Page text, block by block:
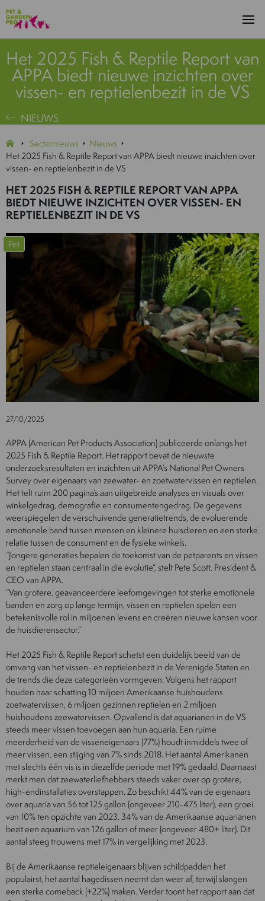
Het 2025 Fish & Reptile Report van
APPA biedt nieuwe inzichten over
vissen- en reptielenbezit in de VS
NIEUWS
Sectornieuws
Nieuws
Het 2025 Fish & Reptile Report van APPA biedt nieuwe inzichten over
vissen- en reptielenbezit in de VS
HET 2025 FISH & REPTILE REPORT VAN APPA
BIEDT NIEUWE INZICHTEN OVER VISSEN- EN
REPTIELENBEZIT IN DE VS
Pet
27/10/2025
APPA (American Pet Products Association) publiceerde onlangs het
2025 Fish & Reptile Report. Het rapport bevat de nieuwste
onderzoeksresultaten en inzichten uit APPA’s National Pet Owners
Survey over eigenaars van zeewater- en zoetwatervissen en reptielen.
Het telt ruim 200 pagina’s aan uitgebreide analyses en visuals over
winkelgedrag, demografie en consumentengedrag. De gegevens
weerspiegelen de verschuivende generatietrends, de evoluerende
emotionele band tussen mensen en kleinere huisdieren en een sterke
relatie tussen de consument en de fysieke winkels.
“Jongere generaties bepalen de toekomst van de petparents en vissen
en reptielen staan centraal in die evolutie”, stelt Pete Scott, President &
CEO van APPA.
“Van grotere, geavanceerdere leefomgevingen tot sterke emotionele
banden en zorg op lange termijn, vissen en reptielen spelen een
betekenisvolle rol in miljoenen levens en creëren nieuwe kansen voor
de huisdierensector.”
Het 2025 Fish & Reptile Report schetst een duidelijk beeld van de
omvang van het vissen- en reptielenbezit in de Verenigde Staten en
de trends die deze categorieën vormgeven. Volgens het rapport
houden naar schatting 10 miljoen Amerikaanse huishoudens
zoetwatervissen, 6 miljoen gezinnen reptielen en 2 miljoen
huishoudens zeewatervissen. Opvallend is dat aquarianen in de VS
steeds meer vissen toevoegen aan hun aquaria. Een ruime
meerderheid van de visseneigenaars (77%) houdt inmiddels twee of
meer vissen, een stijging van 7% sinds 2018. Het aantal Amerikanen
met slechts één vis is in diezelfde periode met 19% gedaald. Daarnaast
merkt men dat zeewaterliefhebbers steeds vaker over op grotere,
high-endinstallaties overstappen. Zo beschikt 44% van de eigenaars
over aquaria van 56 tot 125 gallon (ongeveer 210-475 liter), een groei
van 10% ten opzichte van 2023. 34% van de Amerikaanse aquarianen
bezit een aquarium van 126 gallon of meer (ongeveer 480+ liter). Dit
aantal steeg trouwens met 17% in vergelijking met 2023.
Bij de Amerikaanse reptieleigenaars blijven schildpadden het
populairst, het aantal hagedissen neemt dan weer af, terwijl slangen
een sterke comeback (+22%) maken. Verder toont het rapport aan dat